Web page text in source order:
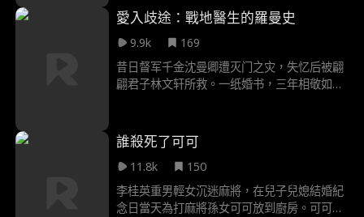
歲。土豪家孩子雷震排擠她，搶走護身符項
鍊，兩人皆受傷。雷震母親不依不饒，啞父維
護倖幸，最終鎮長讓孩子和解，卻讓雷震記
恨。次日，雷震帶人堵倖幸，推搡中雷震落
水，倖幸以德報怨將其救起，自己卻體力不支
愛入歧途：戰地醫生的羅曼史
9.9k
169
昔日督军千金沈曼卿遭灭门之灾，失忆后被翩
翩君子林文轩所救。一纸婚书，三年相敬如
悦联手设下的囚笼，只为掩盖对方曾对她施
暴、甚至害她全家的滔天罪恶。她亲手撕碎骗
局，转身投入奉天军座谢聿安的怀抱。这位暗
恋她十年的男人，为她铺就前路，助她亲手复
仇。得知真相的林文轩跪求原谅，谢聿安抵枪
誰殺死了可可
11.8k
150
李桂英重男輕女沉迷麻將，在兒子兒媳結婚紀
念日當天為打麻將孫女可可放到廚房。可可用